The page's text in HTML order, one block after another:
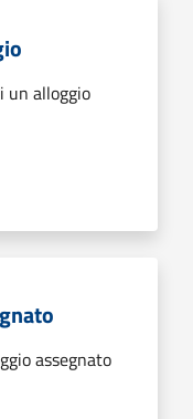
un alloggio
assegnato